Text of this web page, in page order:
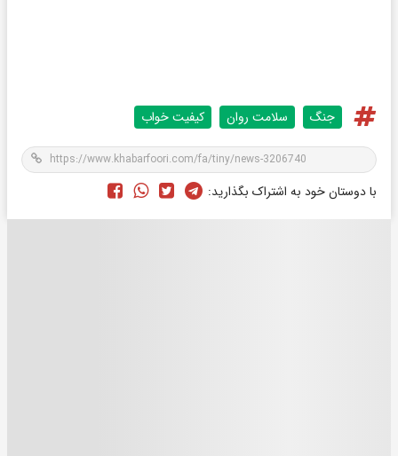
جنگ سلامت روان کیفیت خواب
با دوستان خود به اشتراک بگذارید: